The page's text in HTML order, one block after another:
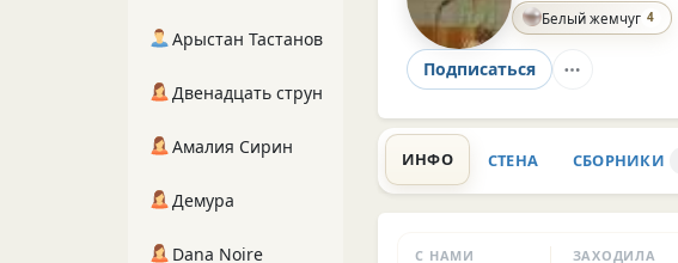
Белый жемчуг 4
Подписаться
ИНФО СТЕНА СБОРНИКИ
С НАМИ ЗАХОДИЛА
Арыстан Тастанов
Двенадцать струн
Амалия Сирин
Демура
Dana Noire